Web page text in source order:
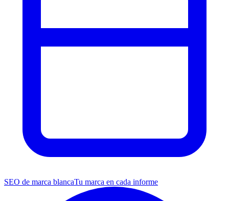
SEO de marca blancaTu marca en cada informe